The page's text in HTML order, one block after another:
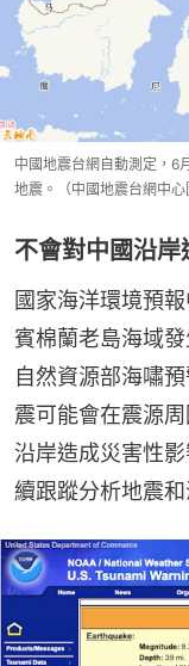
中國地震台網自動測定，6
地震。（中國地震台網中心
不會對中國沿
國家海洋環境預
賓棉蘭老島海域
自然資源部海嘯
震可能會在震源
沿岸造成災害性
續跟蹤分析地震